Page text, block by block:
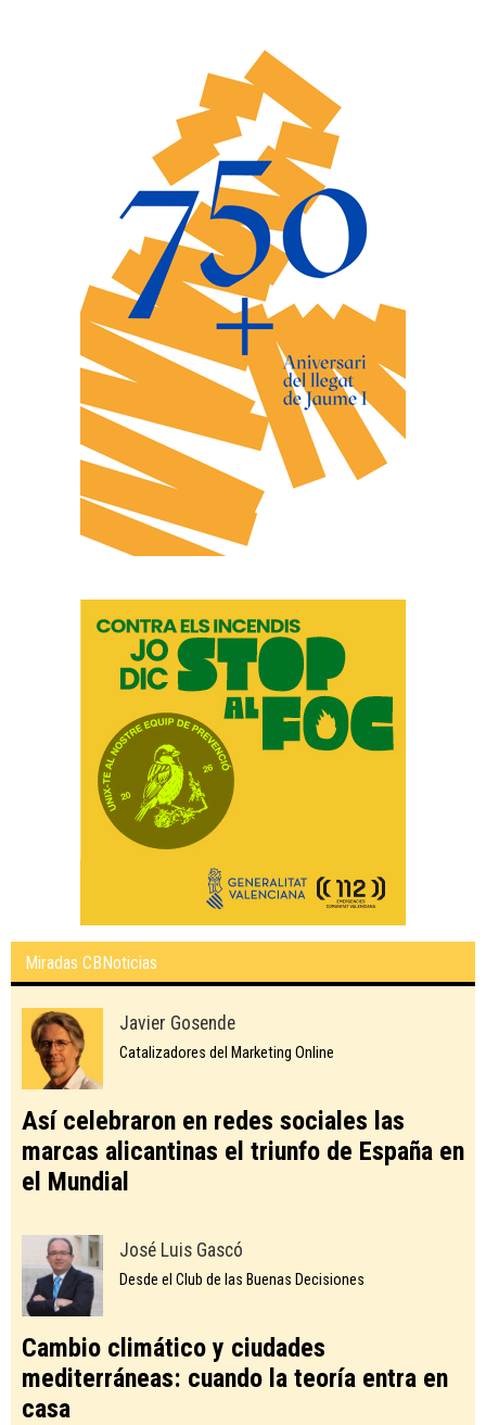
Miradas CBNoticias
Javier Gosende
Catalizadores del Marketing Online
Así celebraron en redes sociales las
marcas alicantinas el triunfo de España en
el Mundial
José Luis Gascó
Desde el Club de las Buenas Decisiones
Cambio climático y ciudades
mediterráneas: cuando la teoría entra en
casa